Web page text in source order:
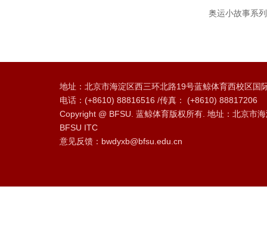
奥运小故事系
地址：北京市海淀区西三环北路19号蓝鲸体育西校区国
电话：(+8610) 88816516 /传真： (+8610) 88817206
Copyright @ BFSU. 蓝鲸体育版权所有. 地址：北京
BFSU ITC
意见反馈：bwdyxb@bfsu.edu.cn